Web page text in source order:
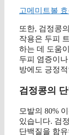
고메미트볼
또한, 검정콩
작용은 두피
하는 데 도움
두피 염증이
방에도 긍정
검정콩의
모발의 80%
있습니다. 검
단백질을 함